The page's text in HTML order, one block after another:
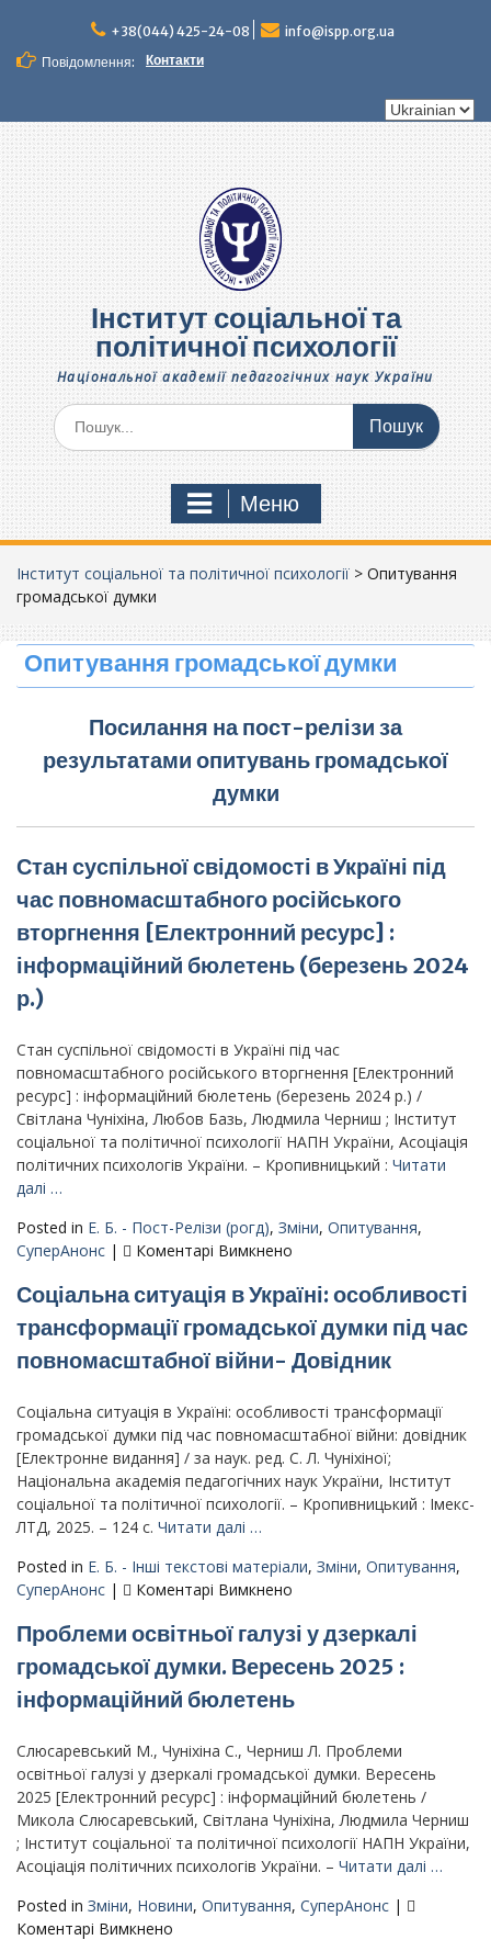
вмісту
+38(044) 425-24-08
info@ispp.org.ua
Повідомлення:
Контакти
Вибрати
Інститут соціальної та
політичної психології
Національної академії педагогічних наук України
Шукати:
Меню
Інститут соціальної та політичної психології > Опитування
громадської думки
Опитування громадської думки
Посилання на пост-релізи за
результатами опитувань громадської
думки
Стан суспільної свідомості в Україні під
час повномасштабного російського
вторгнення [Електронний ресурс] :
інформаційний бюлетень (березень 2024
р.)
Стан суспільної свідомості в Україні під час
повномасштабного російського вторгнення [Електронний
ресурс] : інформаційний бюлетень (березень 2024 р.) /
Світлана Чуніхіна, Любов Базь, Людмила Черниш ; Інститут
соціальної та політичної психології НАПН України, Асоціація
політичних психологів України. – Кропивницький : Читати
далі …
Posted in Е. Б. - Пост-Релізи (рогд), Зміни, Опитування,
СуперАнонс | Коментарі Вимкнено
суспільної
свідомості
в
Україні
час
повномасштабного
російського
вторгнення
[Електронний
інформаційний
2024
р.)
Соціальна ситуація в Україні: особливості
трансформації громадської думки під час
повномасштабної війни- Довідник
Соціальна ситуація в Україні: особливості трансформації
громадської думки під час повномасштабної війни: довідник
[Електронне видання] / за наук. ред. С. Л. Чуніхіної;
Національна академія педагогічних наук України, Інститут
соціальної та політичної психології. – Кропивницький : Імекс-
ЛТД, 2025. – 124 c. Читати далі …
Posted in Е. Б. - Інші текстові матеріали, Зміни, Опитування,
СуперАнонс | Коментарі Вимкнено
ситуація
Україні:
особливості
громадської
думки
під
час
повномасштабної
війни-
Проблеми освітньої галузі у дзеркалі
громадської думки. Вересень 2025 :
інформаційний бюлетень
Слюсаревський М., Чуніхіна С., Черниш Л. Проблеми
освітньої галузі у дзеркалі громадської думки. Вересень
2025 [Електронний ресурс] : інформаційний бюлетень /
Микола Слюсаревський, Світлана Чуніхіна, Людмила Черниш
; Інститут соціальної та політичної психології НАПН України,
Асоціація політичних психологів України. – Читати далі …
Posted in Зміни, Новини, Опитування, СуперАнонс |
Коментарі Вимкнено